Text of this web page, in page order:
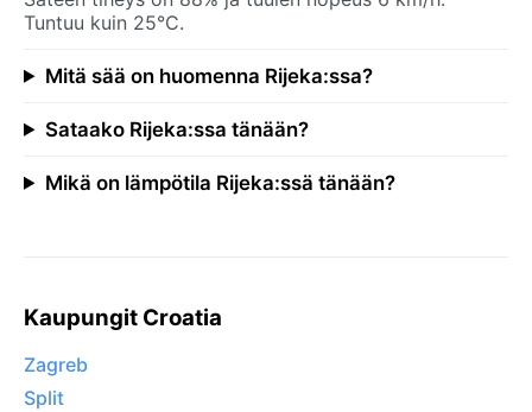
Tuntuu kuin 25°C.
Mitä sää on huomenna Rijeka:ssa?
Sataako Rijeka:ssa tänään?
Mikä on lämpötila Rijeka:ssä tänään?
Kaupungit Croatia
Zagreb
Split